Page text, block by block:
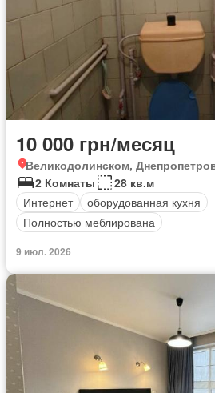
10 000 грн/месяц
Великодолинском,
2 Комнаты
28 кв.м
Интернет
оборудованная кухня
Полностью меблирована
9 июл. 2026